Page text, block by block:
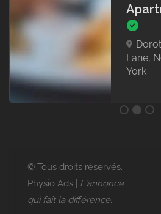
Lane,
York
© Tous droits réservés.
Physio Ads | L'annonce
qui fait la différence.